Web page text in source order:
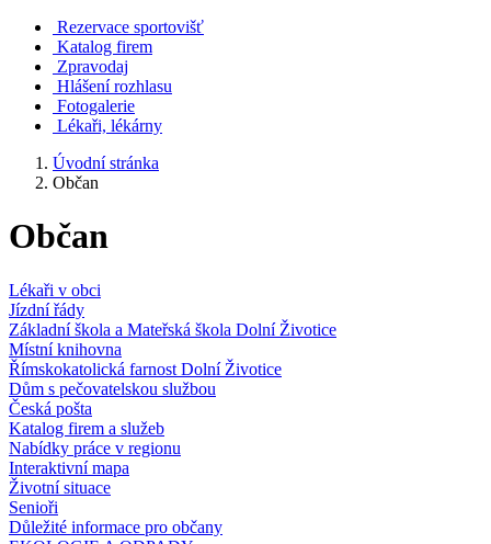
Rezervace sportovišť
Katalog firem
Zpravodaj
Hlášení rozhlasu
Fotogalerie
Lékaři, lékárny
Úvodní stránka
Občan
Občan
Lékaři v obci
Jízdní řády
Základní škola a Mateřská škola Dolní Životice
Místní knihovna
Římskokatolická farnost Dolní Životice
Dům s pečovatelskou službou
Česká pošta
Katalog firem a služeb
Nabídky práce v regionu
Interaktivní mapa
Životní situace
Senioři
Důležité informace pro občany